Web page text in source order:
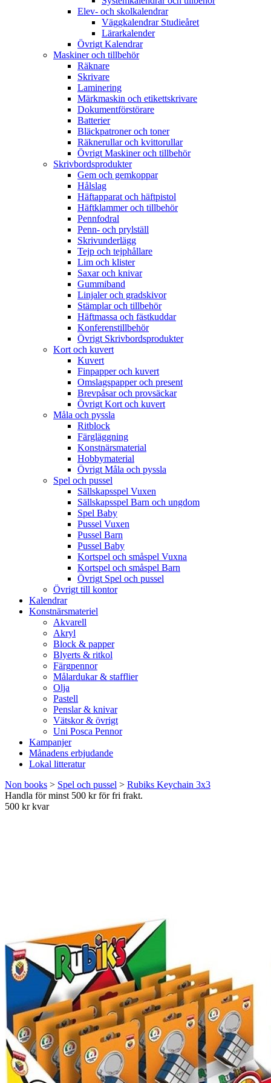
Elev- och skolkalendrar
Väggkalendrar Studieåret
Lärarkalender
Övrigt Kalendrar
Maskiner och tillbehör
Räknare
Skrivare
Laminering
Märkmaskin och etikettskrivare
Dokumentförstörare
Batterier
Bläckpatroner och toner
Räknerullar och kvittorullar
Övrigt Maskiner och tillbehör
Skrivbordsprodukter
Gem och gemkoppar
Hålslag
Häftapparat och häftpistol
Häftklammer och tillbehör
Pennfodral
Penn- och prylställ
Skrivunderlägg
Tejp och tejphållare
Lim och klister
Saxar och knivar
Gummiband
Linjaler och gradskivor
Stämplar och tillbehör
Häftmassa och fästkuddar
Konferenstillbehör
Övrigt Skrivbordsprodukter
Kort och kuvert
Kuvert
Finpapper och kuvert
Omslagspapper och present
Brevpåsar och provsäckar
Övrigt Kort och kuvert
Måla och pyssla
Ritblock
Färgläggning
Konstnärsmaterial
Hobbymaterial
Övrigt Måla och pyssla
Spel och pussel
Sällskapsspel Vuxen
Sällskapsspel Barn och ungdom
Spel Baby
Pussel Vuxen
Pussel Barn
Pussel Baby
Kortspel och småspel Vuxna
Kortspel och småspel Barn
Övrigt Spel och pussel
Övrigt till kontor
Kalendrar
Konstnärsmateriel
Akvarell
Akryl
Block & papper
Blyerts & ritkol
Färgpennor
Målardukar & stafflier
Olja
Pastell
Penslar & knivar
Vätskor & övrigt
Uni Posca Pennor
Kampanjer
Månadens erbjudande
Lokal litteratur
Non books > Spel och pussel > Rubiks Keychain 3x3
Handla för minst 500 kr för fri frakt.
500 kr kvar